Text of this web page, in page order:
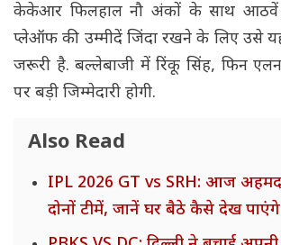
केकेआर फिलहाल नौ अंकों के साथ
प्लेऑफ की उम्मीदें जिंदा रखने के लिए उसे
जरूरी है. बल्लेबाजी में रिंकू सिंह, फिन
पर बड़ी जिम्मेदारी होगी.
Also Read
IPL 2026 GT vs SRH: आज
दोनों टीमें, जानें घर बैठे कैसे देख पाएंगे